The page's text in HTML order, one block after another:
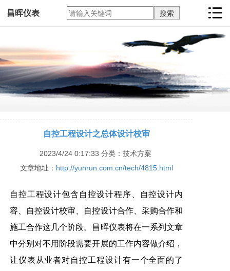
昌晖仪表
自控工程设计之总体设计校审
2023/4/24 0:17:33 分类：技术方案
文章地址： http://yunrun.com.cn/tech/4815.html
自控工程设计包含自控设计程序、自控设计内
容、自控设计校审、自控设计合作、采购合作和
施工合作这几个阶段。昌晖仪表将在一系列文章
中分别对不用阶段需要开展的工作内容做介绍，
让仪表从业者对自控工程设计有一个全面的了